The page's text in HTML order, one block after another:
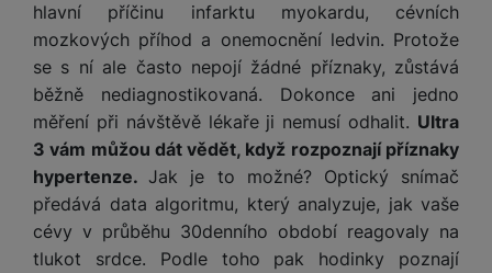
hlavní příčinu infarktu myokardu, cévních
mozkových příhod a onemocnění ledvin. Protože
se s ní ale často nepojí žádné příznaky, zůstává
běžně nediagnostikovaná. Dokonce ani jedno
měření při návštěvě lékaře ji nemusí odhalit. Ultra
3 vám můžou dát vědět, když rozpoznají příznaky
hypertenze.Jak je to možné? Optický snímač
předává data algoritmu, který analyzuje, jak vaše
cévy v průběhu 30denního období reagovaly na
tlukot srdce. Podle toho pak hodinky poznají